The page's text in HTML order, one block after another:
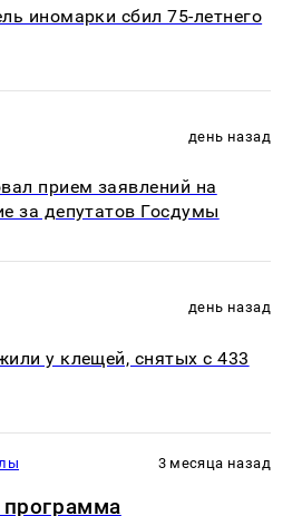
иномарки сбил 75-летнего
день назад
прием заявлений на
за депутатов Госдумы
день назад
у клещей, снятых с 433
3 месяца назад
программа